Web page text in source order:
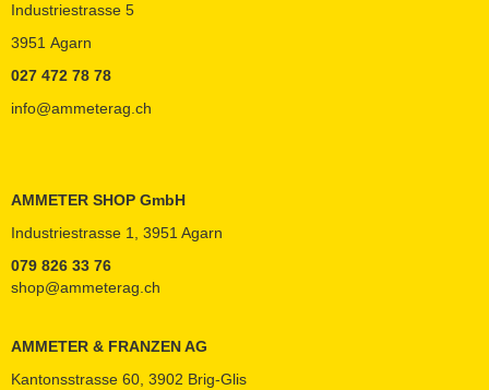
Industriestrasse 5
3951 Agarn
027 472 78 78
info@ammeterag.ch
AMMETER SHOP GmbH
Industriestrasse 1, 3951 Agarn
079 826 33 76
shop@ammeterag.ch
AMMETER & FRANZEN AG
Kantonsstrasse 60, 3902 Brig-Glis